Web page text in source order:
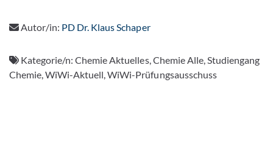
Autor/in: PD Dr. Klaus Schaper
Kategorie/n:Chemie Aktuelles, Chemie Alle, Studiengang
Chemie, WiWi-Aktuell, WiWi-Prüfungsausschuss